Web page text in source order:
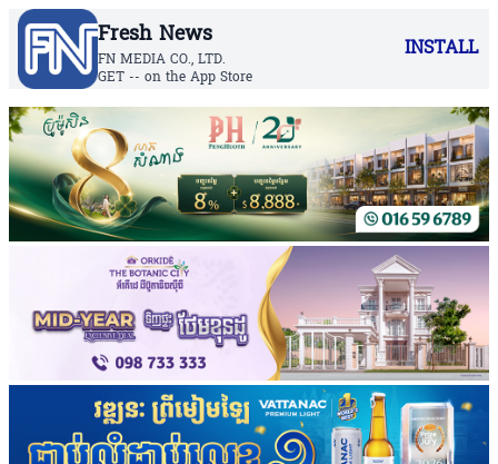
Fresh News
FN MEDIA CO., LTD.
GET -- on the App Store
INSTALL